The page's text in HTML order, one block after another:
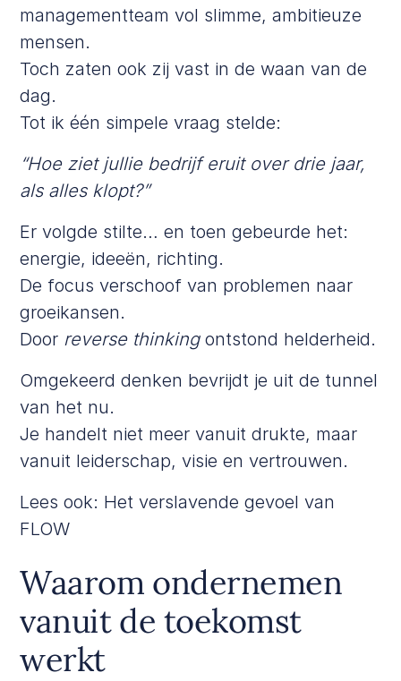
managementteam vol slimme, ambitieuze
mensen.
Toch zaten ook zij vast in de waan van de
dag.
Tot ik één simpele vraag stelde:
“Hoe ziet jullie bedrijf eruit over drie jaar,
als alles klopt?”
Er volgde stilte… en toen gebeurde het:
energie, ideeën, richting.
De focus verschoof van problemen naar
groeikansen.
Door reverse thinkingontstond helderheid.
Omgekeerd denken bevrijdt je uit de tunnel
van het nu.
Je handelt niet meer vanuit drukte, maar
vanuit leiderschap, visie en vertrouwen.
Lees ook: Het verslavende gevoel van
FLOW
Waarom ondernemen
vanuit de toekomst
werkt